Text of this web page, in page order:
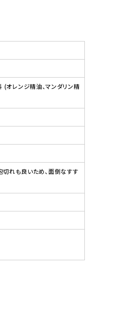
(オレンジ精油、マンダリン精
れも良いため、面倒なすす